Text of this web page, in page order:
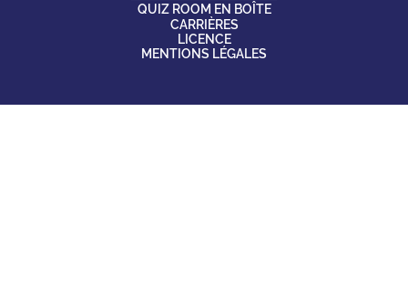
QUIZ ROOM EN BOÎTE
CARRIÈRES
LICENCE
MENTIONS LÉGALES